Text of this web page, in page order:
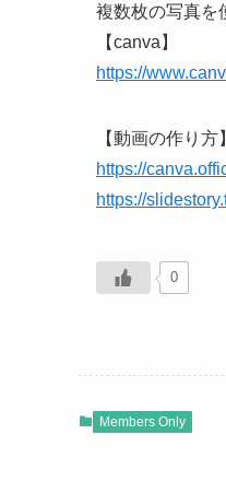
複数枚の写真を
【canva】
https://
【動画の作り方】
https://
https://
0
Members Only